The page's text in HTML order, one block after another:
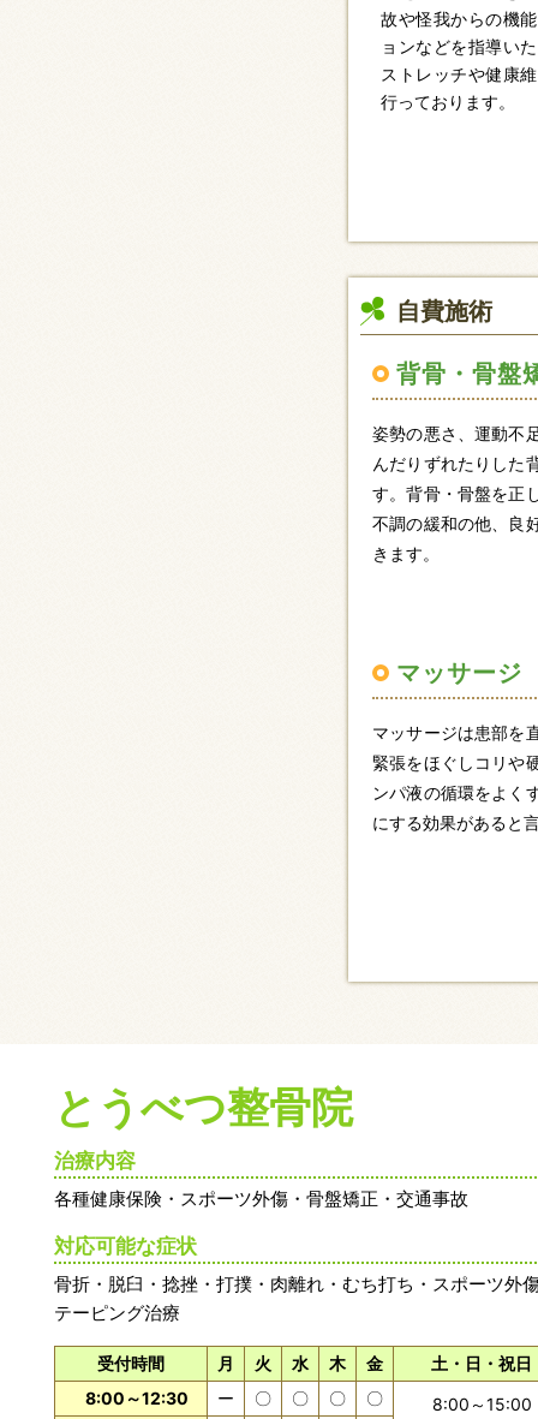
故や怪我からの機
ョンなどを指導い
ストレッチや健康
行っております。
自費施術
背骨・骨盤
姿勢の悪さ、運動不
んだりずれたりした
す。背骨・骨盤を正
不調の緩和の他、良
きます。
マッサージ
マッサージは患部を
緊張をほぐしコリや
ンパ液の循環をよく
にする効果があると
とうべつ整骨院
治療内容
各種健康保険・スポーツ外傷・骨盤矯正・交通事故
対応可能な症状
骨折・脱臼・捻挫・打撲・肉離れ・むち打ち・スポーツ外
テーピング治療
受付時間 月 火 水 木 金
土・日・祝日
8:00～12:30
ー 〇 〇 〇 〇 8:00～15:00